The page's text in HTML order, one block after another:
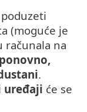
(moguće je
računala na
.
uređaji će se